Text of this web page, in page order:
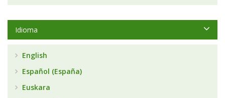
Idioma
English
Español (España)
Euskara